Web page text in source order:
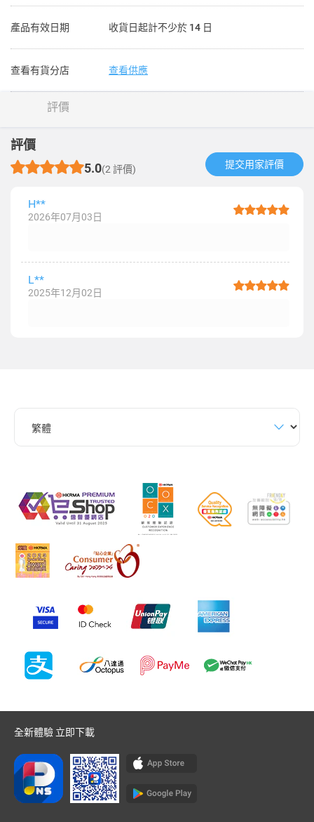
產品有效日期 收貨日起計不少於 14 日
查看有貨分店 查看供應
評價
評價
5.0(2 評價) 提交用家評價​
H**
2026年07月03日
L**
2025年12月02日
全新體驗 立即下載